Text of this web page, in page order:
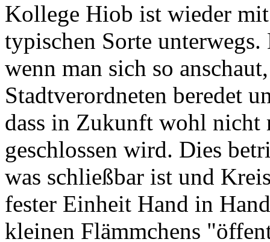
Kollege Hiob ist wieder
typischen Sorte
wenn man sich so
Stadtverordneten beredet
dass in Zukunft wohl nicht
geschlossen wird. Dies
was schließbar ist und
fester Einheit Hand in
kleinen Flämmchens